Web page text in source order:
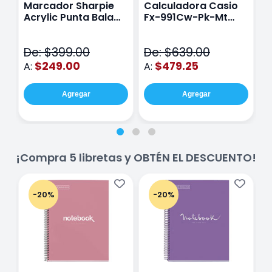
Marcador Sharpie
Acrylic Punta Bala
De: $399.00
A: $249.00
Agregar
Calculadora Casio
Fx-991Cw-Pk-Mt
De: $639.00
A: $479.25
Agregar
¡Compra 5 libretas y OBTÉN EL DESCUENTO!
-20% -20%